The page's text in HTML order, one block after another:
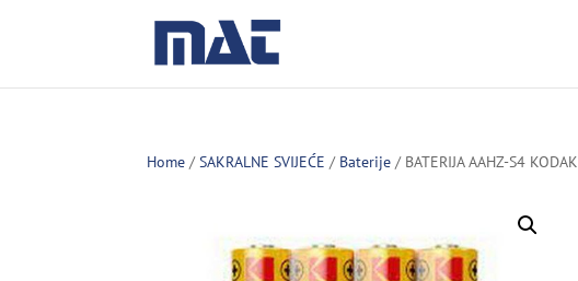
Home /SAKRALNE SVIJEĆE / Baterije / BATERIJA AAHZ-S4 KODAK